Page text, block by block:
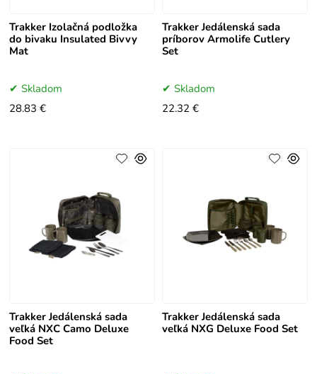
Trakker Izolačná podložka
do bivaku Insulated Bivvy
Mat
Skladom
28.83 €
Trakker Jedálenská sada
príborov Armolife Cutlery
Set
Skladom
22.32 €
Trakker Jedálenská sada
veľká NXC Camo Deluxe
Food Set
Trakker Jedálenská sada
veľká NXG Deluxe Food Set